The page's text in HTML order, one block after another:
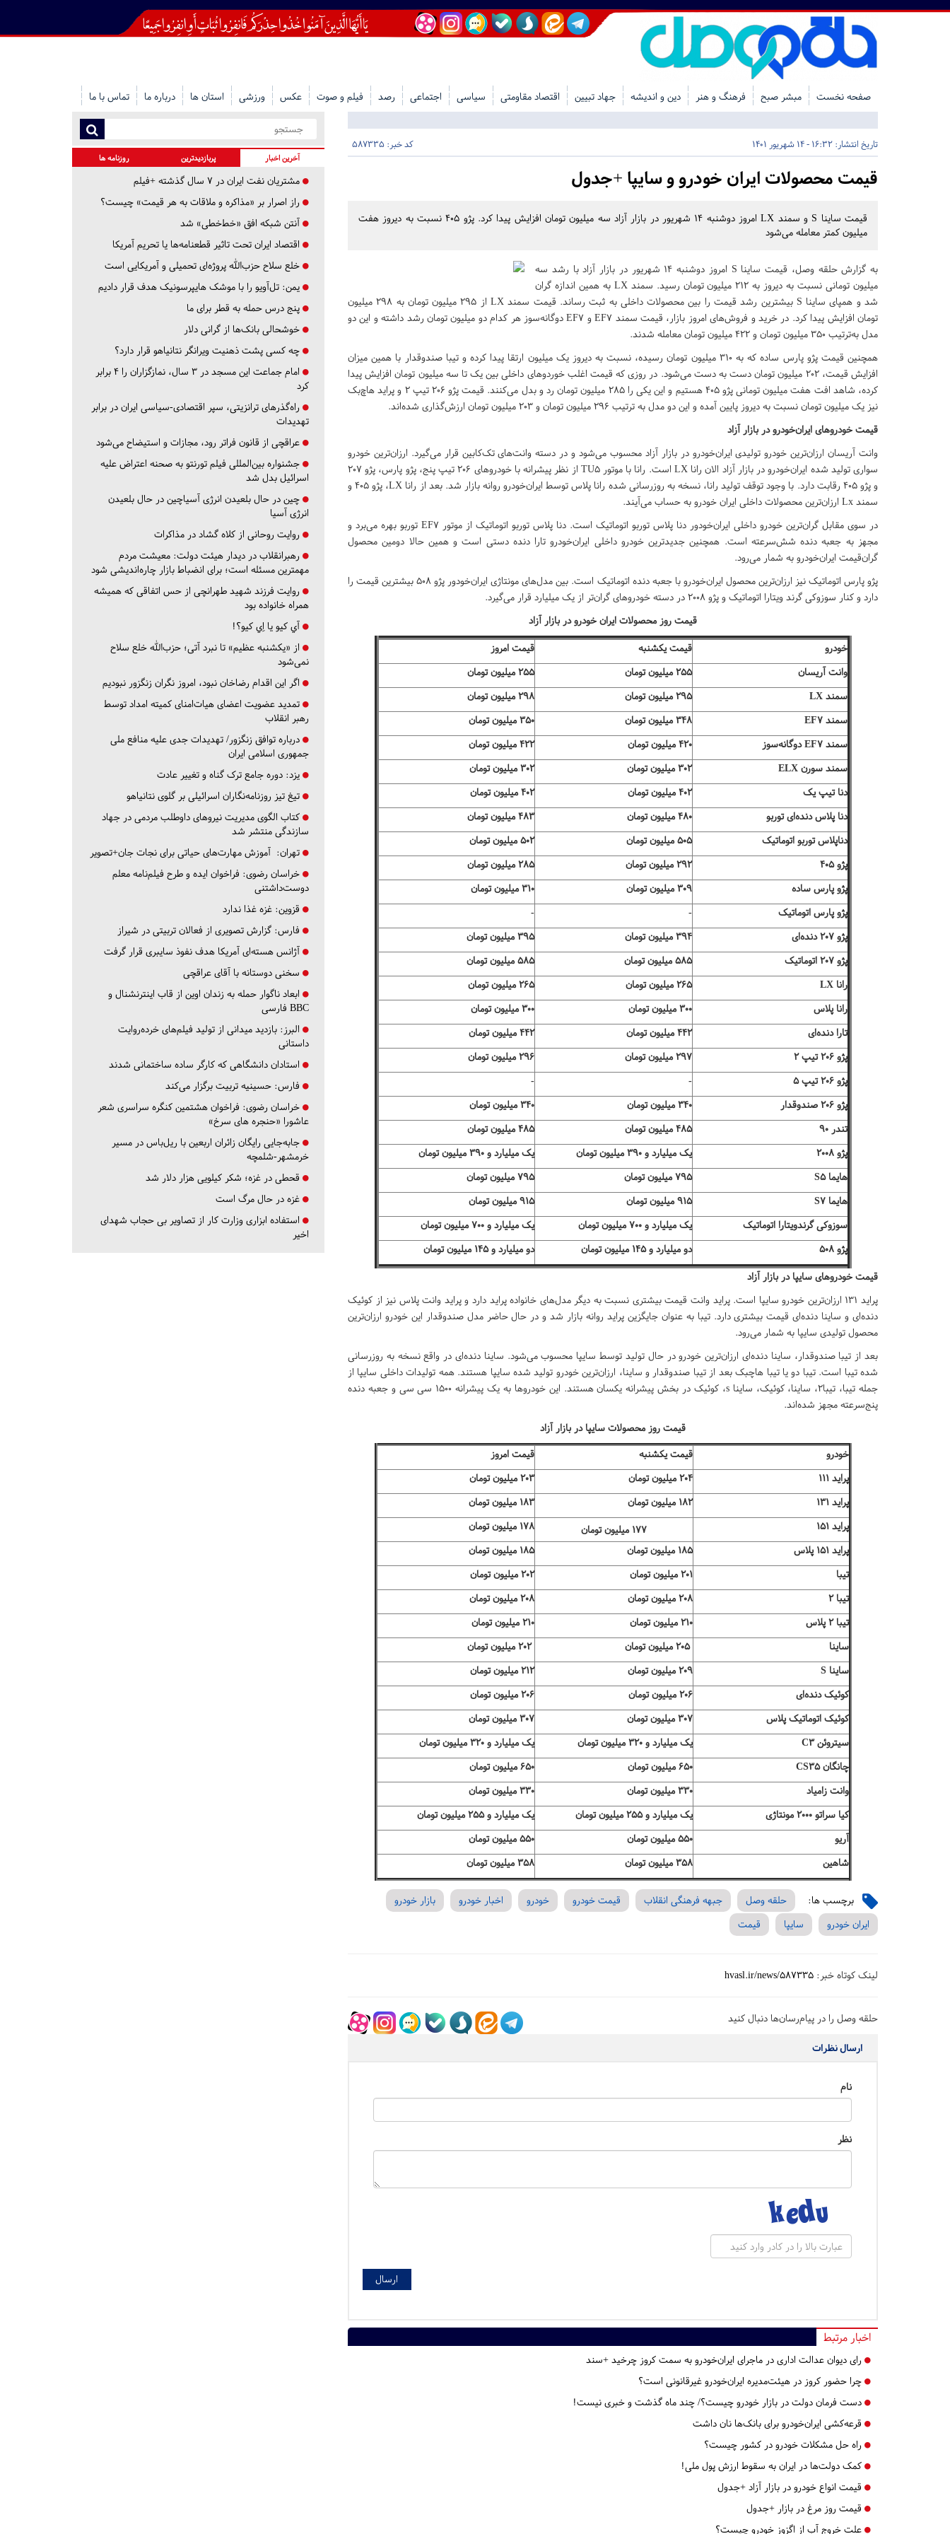
صفحه نخست مبشر صبح فرهنگ و هنر دین و اندیشه جهاد تبیین اقتصاد مقاومتی سیاسی اجتماعی رصد فیلم و صوت عکس ورزشی استان ها درباره ما تماس با ما
تاریخ انتشار: 16:32 - 14 شهریور 1401 کد خبر: 587335
قیمت محصولات ایران خودرو و سایپا +جدول
قیمت ساینا S و سمند LX امروز دوشنبه ۱۴ شهریور در بازار آزاد سه میلیون تومان افزایش پیدا کرد. پژو ۴۰۵ نسبت به دیروز هفت
میلیون کمتر معامله می‌شود
به گزارش حلقه وصل، قیمت ساینا S امروز دوشنبه ۱۴ شهریور در بازار آزاد با رشد سه
میلیون تومانی نسبت به دیروز به ۲۱۲ میلیون تومان رسید. سمند LX به همین اندازه گران
شد و همپای ساینا S بیشترین رشد قیمت را بین محصولات داخلی به ثبت رساند. قیمت سمند LX از ۲۹۵ میلیون تومان به ۲۹۸ میلیون
تومان افزایش پیدا کرد. در خرید و فروش‌های امروز بازار، قیمت سمند EF۷ و EF۷ دوگانه‌سوز هر کدام دو میلیون تومان رشد داشته و این دو
مدل به‌ترتیب ۳۵۰ میلیون تومان و ۴۲۲ میلیون تومان معامله شدند.
همچنین قیمت پژو پارس ساده که به ۳۱۰ میلیون تومان رسیده، نسبت به دیروز یک میلیون ارتقا پیدا کرده و تیبا صندوقدار با همین میزان
افزایش قیمت، ۲۰۲ میلیون تومان دست به دست می‌شود. در روزی که قیمت اغلب خوردوهای داخلی بین یک تا سه میلیون تومان افزایش پیدا
کرده، شاهد افت هفت میلیون تومانی پژو ۴۰۵ هستیم و این یکی را ۲۸۵ میلیون تومان رد و بدل می‌کنند. قیمت پژو ۲۰۶ تیپ ۲ و پراید هاچ‌بک
نیز یک میلیون تومان نسبت به دیروز پایین آمده و این دو مدل به ترتیب ۲۹۶ میلیون تومان و ۲۰۳ میلیون تومان ارزش‌گذاری شده‌اند.
قیمت خودروهای ایران‌خودرو در بازار آزاد
وانت آریسان ارزان‌ترین خودرو تولیدی ایران‌خودرو در بازار آزاد محسوب می‌شود و در دسته وانت‌های تک‌کابین قرار می‌گیرد. ارزان‌ترین خودرو
سواری تولید شده ایران‌خودرو در بازار آزاد الان رانا LX است. رانا با موتور TU۵ از نظر پیشرانه با خودروهای ۲۰۶ تیپ پنج، پژو پارس، پژو ۲۰۷
و پژو ۴۰۵ رقابت دارد. با وجود توقف تولید رانا، نسخه به روزرسانی شده رانا پلاس توسط ایران‌خودرو روانه بازار شد. بعد از رانا LX، پژو ۴۰۵ و
سمند Lx ارزان‌ترین محصولات داخلی ایران خودرو به حساب می‌آیند.
در سوی مقابل گران‌ترین خودرو داخلی ایران‌خودور دنا پلاس توربو اتوماتیک است. دنا پلاس توربو اتوماتیک از موتور EF۷ توربو بهره می‌برد و
مجهز به جعبه دنده شش‌سرعته است. همچنین جدیدترین خودرو داخلی ایران‌خودرو تارا دنده دستی است و همین حالا دومین محصول
گران‌قیمت ایران‌خودرو به شمار می‌رود.
پژو پارس اتوماتیک نیز ارزان‌ترین محصول ایران‌خودرو با جعبه دنده اتوماتیک است. بین مدل‌های مونتاژی ایران‌خودور پژو ۵۰۸ بیشترین قیمت را
دارد و کنار سوزوکی گرند ویتارا اتوماتیک و پژو ۲۰۰۸ در دسته خودروهای گران‌تر از یک میلیارد قرار می‌گیرد.
قیمت روز محصولات ایران خودرو در بازار آزاد
خودرو قیمت یکشنبه
قیمت امروز
وانت آریسان
۲۵۵ میلیون تومان
۲۵۵ میلیون تومان
سمند LX
۲۹۵ میلیون تومان
۲۹۸ میلیون تومان
سمند EF۷
۳۴۸ میلیون تومان
۳۵۰ میلیون تومان
سمند EF۷ دوگانه‌سوز
۴۲۰ میلیون تومان
۴۲۲ میلیون تومان
سمند سورن ELX
۳۰۲ میلیون تومان
۳۰۲ میلیون تومان
دنا تیپ یک
۴۰۲ میلیون تومان
۴۰۲ میلیون تومان
دنا پلاس دنده‌ای توربو
۴۸۰ میلیون تومان
۴۸۳ میلیون تومان
دناپلاس توربو اتوماتیک
۵۰۵ میلیون تومان
۵۰۲ میلیون تومان
پژو ۴۰۵
۲۹۲ میلیون تومان
۲۸۵ میلیون تومان
پژو پارس ساده
۳۰۹ میلیون تومان
۳۱۰ میلیون تومان
پژو پارس اتوماتیک
-
-
پژو ۲۰۷ دنده‌ای
۳۹۴ میلیون تومان
۳۹۵ میلیون تومان
پژو ۲۰۷ اتوماتیک
۵۸۵ میلیون تومان
۵۸۵ میلیون تومان
رانا LX
۲۶۵ میلیون تومان
۲۶۵ میلیون تومان
رانا پلاس
۳۰۰ میلیون تومان
۳۰۰ میلیون تومان
تارا دنده‌ای
۴۴۲ میلیون تومان
۴۴۲ میلیون تومان
پژو ۲۰۶ تیپ ۲
۲۹۷ میلیون تومان
۲۹۶ میلیون تومان
پژو ۲۰۶ تیپ ۵
-
-
پژو ۲۰۶ صندوقدار
۳۴۰ میلیون تومان
۳۴۰ میلیون تومان
تندر ۹۰
۴۸۵ میلیون تومان
۴۸۵ میلیون تومان
پژو ۲۰۰۸
یک میلیارد و ۳۹۰ میلیون تومان
یک میلیارد و ۳۹۰ میلیون تومان
هایما S۵
۷۹۵ میلیون تومان
۷۹۵ میلیون تومان
هایما S۷
۹۱۵ میلیون تومان
۹۱۵ میلیون تومان
سوزوکی گرندویتارا اتوماتیک
یک میلیارد و ۷۰۰ میلیون تومان
یک میلیارد و ۷۰۰ میلیون تومان
پژو ۵۰۸
دو میلیارد و ۱۴۵ میلیون تومان دو میلیارد و ۱۴۵ میلیون تومان
قیمت خودروهای سایپا در بازار آزاد
پراید ۱۳۱ ارزان‌ترین خودرو سایپا است. پراید وانت قیمت بیشتری نسبت به دیگر مدل‌های خانواده پراید دارد و پراید وانت پلاس نیز از کوئیک
دنده‌ای و ساینا دنده‌ای قیمت بیشتری دارد. تیبا به عنوان جایگزین پراید روانه بازار شد و در حال حاضر مدل صندوقدار این خودرو ارزان‌ترین
محصول تولیدی سایپا به شمار می‌رود.
بعد از تیبا صندوقدار، ساینا دنده‌ای ارزان‌ترین خودرو در حال تولید توسط سایپا محسوب می‌شود. ساینا دنده‌ای در واقع نسخه به روزرسانی
شده تیبا است. تیبا دو یا تیبا هاچبک بعد از تیبا صندوقدار و ساینا، ارزان‌ترین خودرو تولید شده سایپا هستند. همه تولیدات داخلی سایپا از
جمله تیبا، تیبا۲، ساینا، کوئیک، ساینا s، کوئیک در بخش پیشرانه یکسان هستند. این خودروها به یک پیشرانه ۱۵۰۰ سی سی و جعبه‌ دنده
پنج‌سرعته مجهز شده‌اند.
قیمت روز محصولات سایپا در بازار آزاد
خودرو
قیمت یکشنبه
قیمت امروز
پراید ۱۱۱
۲۰۴ میلیون تومان
۲۰۳ میلیون تومان
پراید ۱۳۱
۱۸۲ میلیون تومان
۱۸۳ میلیون تومان
پراید ۱۵۱
۱۷۷ میلیون تومان
۱۷۸ میلیون تومان
پراید ۱۵۱ پلاس
۱۸۵ میلیون تومان
۱۸۵ میلیون تومان
تیبا
۲۰۱ میلیون تومان
۲۰۲ میلیون تومان
تیبا ۲
۲۰۸ میلیون تومان
۲۰۸ میلیون تومان
تیبا ۲ پلاس
۲۱۰ میلیون تومان
۲۱۰ میلیون تومان
ساینا
۲۰۵ میلیون تومان
۲۰۲ میلیون تومان
ساینا S
۲۰۹ میلیون تومان
۲۱۲ میلیون تومان
کوئیک دنده‌ای
۲۰۶ میلیون تومان
۲۰۶ میلیون تومان
کوئیک اتوماتیک پلاس
۳۰۷ میلیون تومان
۳۰۷ میلیون تومان
سیتروئن C۳
یک میلیارد و ۳۲۰ میلیون تومان
یک میلیارد و ۳۲۰ میلیون تومان
چانگان CS۳۵
۶۵۰ میلیون تومان
۶۵۰ میلیون تومان
وانت زامیاد
۳۳۰ میلیون تومان
۳۳۰ میلیون تومان
کیا سراتو ۲۰۰۰ مونتاژی
یک میلیارد و ۲۵۵ میلیون تومان
یک میلیارد و ۲۵۵ میلیون تومان
آریو
۵۵۰ میلیون تومان
۵۵۰ میلیون تومان
شاهین
۳۵۸ میلیون تومان
۳۵۸ میلیون تومان
برچسب ها:
حلقه وصل جبهه فرهنگی انقلاب قیمت خودرو خودرو اخبار خودرو
بازار خودرو
ایران خودرو
سایپا قیمت
لینک کوتاه خبر: hvasl.ir/news/587335
حلقه وصل را در پیام‌رسان‌ها دنبال کنید
ارسال نظرات
نام
نظر
اخبار مرتبط
رای دیوان عدالت اداری در ماجرای ایران‌خودرو به سمت کروز چرخید +سند
چرا حضور کروز در هیئت‌مدیره ایران‌خودرو غیرقانونی است؟
دست فرمان دولت در بازار خودرو چیست؟/ چند ماه گذشت و خبری نیست!
قرعه‌کشی ایران‌خودرو برای بانک‌ها نان داشت
راه حل مشکلات خودرو در کشور چیست؟
کمک دولت‌ها در ایران به سقوط ارزش پول ملی!
قیمت انواع خودرو در بازار آزاد +جدول
قیمت روز مرغ در بازار +جدول
علت خروج آب از اگزوز خودرو چیست؟
آخرین اخبار پربازدیدترین روزنامه ها
مشتریان نفت ایران در ۷ سال گذشته +فیلم
راز اصرار بر «مذاکره و ملاقات به هر قیمت» چیست؟
آنتن شبکه افق «خط‌خطی» شد
اقتصاد ایران تحت تاثیر قطعنامه‌ها یا تحریم‌ آمریکا
خلع سلاح حزب‌الله پروژه‌ای تحمیلی و آمریکایی است
یمن: تل‌آویو را با موشک هایپرسونیک هدف قرار دادیم
پنج درس‌ حمله به قطر برای ما
خوشحالی بانک‌ها از گرانی دلار
چه کسی پشت ذهنیت ویرانگر نتانیاهو قرار دارد؟
امام جماعت این مسجد در ۳ سال، نمازگزاران را ۴ برابر
کرد
راه‌گذرهای ترانزیتی، سپر اقتصادی-سیاسی ایران در برابر
تهدیدات
عراقچی از قانون فراتر رود، مجازات و استیضاح می‌شود
جشنواره بین‌المللی فیلم تورنتو به صحنه اعتراض علیه
اسرائیل بدل شد
چین در حال بلعیدن انرژی آسیاچین در حال بلعیدن
انرژی آسیا
روایت روحانی از کلاه گشاد در مذاکرات
رهبرانقلاب در دیدار هیئت دولت: معیشت مردم
مهمترین مسئله است؛ برای انضباط بازار چاره‌اندیشی شود
روایت فرزند شهید طهرانچی از حس اتفاقی که همیشه
همراه خانواده بود
آي كيو يا اِي كيو؟!
از «یکشنبه عظیم» تا نبرد آتی؛ حزب‌الله خلع سلاح
نمی‌شود
اگر این اقدام رضاخان نبود، امروز نگران زنگزور نبودیم
تمدید عضویت اعضای هیات‌امنای کمیته امداد توسط
رهبر انقلاب
درباره توافق زنگزور/ تهدیدات جدی علیه منافع ملی
جمهوری اسلامی ایران
یزد: دوره جامع ترک گناه و تغییر عادت
تیغ تیز روزنامه‌نگاران اسرائیلی بر گلوی نتانیاهو
کتاب الگوی مدیریت نیروهای داوطلب مردمی در جهاد
سازندگی منتشر شد
تهران: آموزش مهارت‌های حیاتی برای نجات جان+تصویر
خراسان رضوی: فراخوان ایده و طرح فیلم‌نامه معلم
دوست‌داشتنی
قزوین: غزه غذا ندارد
فارس: گزارش تصویری از فعالان تربیتی در شیراز
آژانس هسته‌ای آمریکا هدف نفوذ سایبری قرار گرفت
سخنی دوستانه با آقای عراقچی
ابعاد ناگوار حمله به زندان اوین از قاب اینترنشنال و
BBC فارسی
البرز: بازدید میدانی از تولید فیلم‌های خرده‌روایت
داستانی
استادان دانشگاهی که کارگر ساده ساختمانی شدند
فارس: حسینیه تربیت برگزار می‌کند
خراسان رضوی: فراخوان هشتمین کنگره سراسری شعر
عاشورا «حنجره های سرخ»
جابه‌جایی رایگان زائران اربعین با ریل‌باس در مسیر
خرمشهر-شلمچه
قحطی در غزه؛ شکر کیلویی هزار دلار شد
غزه در حال مرگ است
استفاده ابزاری وزارت کار از تصاویر بی حجاب شهدای
اخیر